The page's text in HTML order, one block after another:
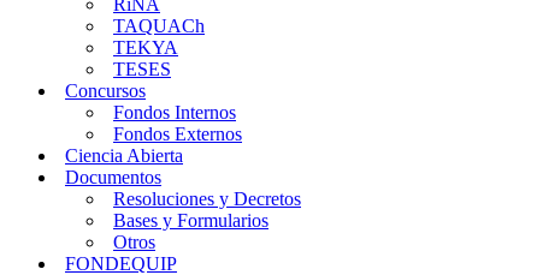
RiNA
TAQUACh
TEKYA
TESES
Concursos
Fondos Internos
Fondos Externos
Ciencia Abierta
Documentos
Resoluciones y Decretos
Bases y Formularios
Otros
FONDEQUIP